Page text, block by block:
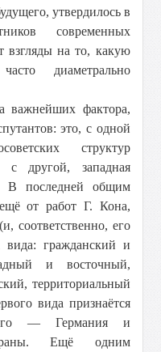
утвердилось в
современных
взгляды на то, какую
диаметрально
важнейших фактора,
это, с одной
структур
с другой, западная
В последней общим
от работ Г. Кона,
соответственно, его
гражданский и
и восточный,
территориальный
вида признаётся
— Германия и
Ещё одним